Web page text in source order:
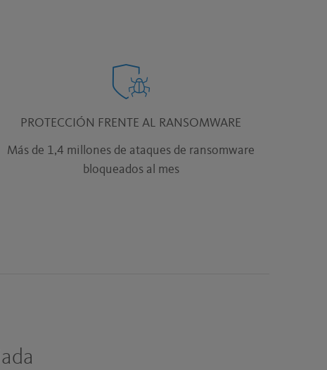
PROTECCIÓN FRENTE AL RANSOMWARE
Más de 1,4 millones de ataques de ransomware
bloqueados al mes